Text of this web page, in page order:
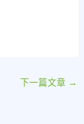
下一篇文章 →